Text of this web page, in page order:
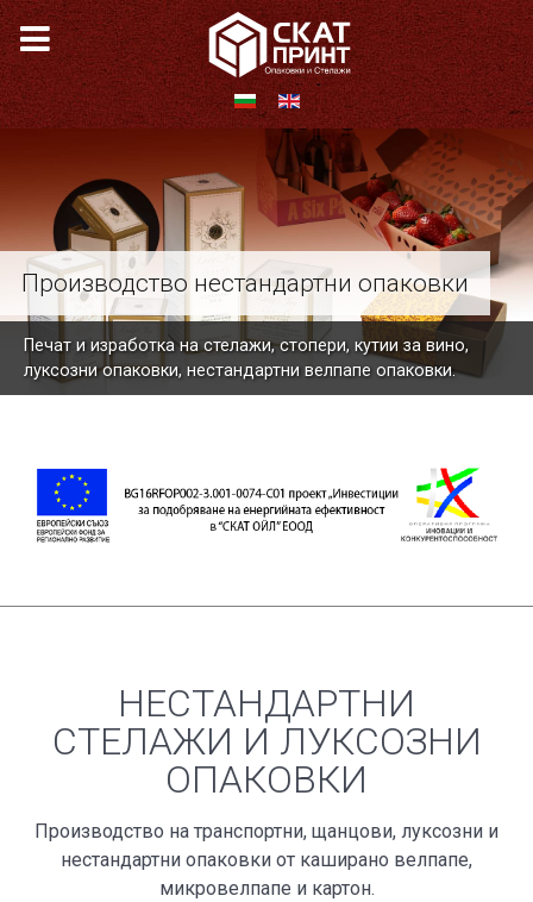
Производство нестандартни опаковки
Печат и изработка на стелажи, стопери, кутии за вино,
луксозни опаковки, нестандартни велпапе опаковки.
от велпапе – екологично чист
Производство на велпапе
НЕСТАНДАРТНИ
СТЕЛАЖИ И ЛУКСОЗНИ
ОПАКОВКИ
Производство на транспортни, щанцови, луксозни и
нестан­дартни опаковки от каширано велпапе,
микровелпапе и картон.